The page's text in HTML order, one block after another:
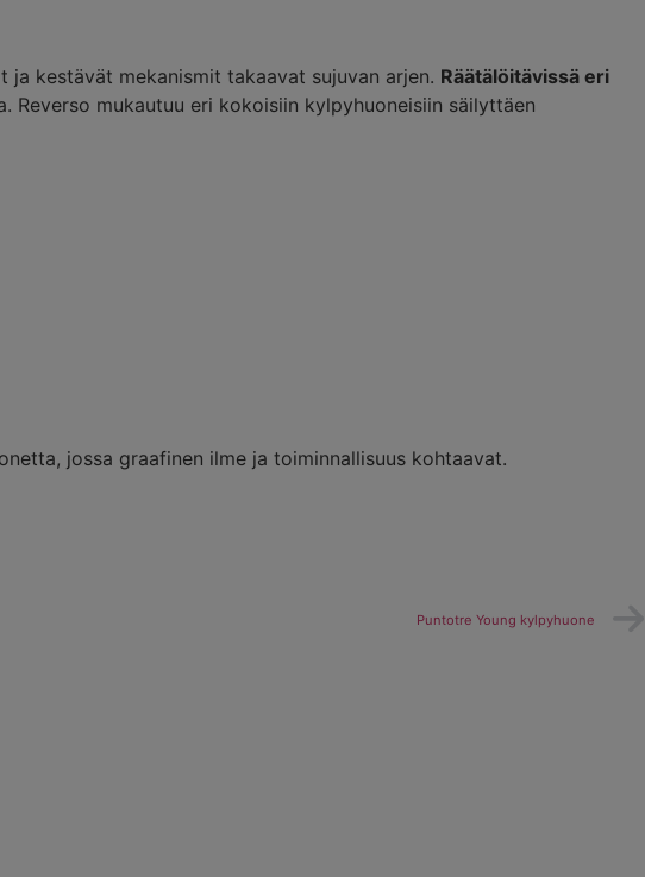
kestävät mekanismit takaavat sujuvan arjen. Räätälöitävissä eri
Reverso mukautuu eri kokoisiin kylpyhuoneisiin säilyttäen
jossa graafinen ilme ja toiminnallisuus kohtaavat.
Puntotre Young kylpyhuone